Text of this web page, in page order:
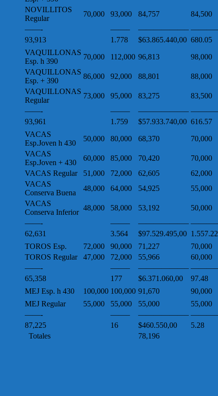
NOVILLITOS
Regular
70,000 93,000 84,757
84,500
——-
——– ——————–
93,913
1.778 $63.865.440,00 680.05
VAQUILLONAS
Esp. h 390
70,000 112,000 96,813
98,000
VAQUILLONAS
Esp. + 390
86,000 92,000 88,801
88,000
VAQUILLONAS
Regular
73,000 95,000 83,275
83,500
——-
——– ——————–
93,961
1.759 $57.933.740,00 616.57
VACAS
Esp.Joven h 430
50,000 80,000 68,370
70,000
VACAS
Esp.Joven + 430
60,000 85,000 70,420
70,000
VACAS Regular
51,000 72,000 62,605
62,000
VACAS
Conserva Buena
48,000 64,000 54,925
55,000
VACAS
Conserva Inferior
48,000 58,000 53,192
50,000
——-
——– ——————–
62,631
3.564 $97.529.495,00
TOROS Esp.
72,000 90,000 71,227
70,000
TOROS Regular
47,000 72,000 55,966
60,000
——-
——– ——————–
65,358
177 $6.371.060,00
97.48
MEJ Esp. h 430
100,000 100,000 91,670
90,000
MEJ Regular
55,000 55,000 55,000
55,000
——-
——– ——————–
87,225
16 $460.550,00
5.28
Totales
78,196